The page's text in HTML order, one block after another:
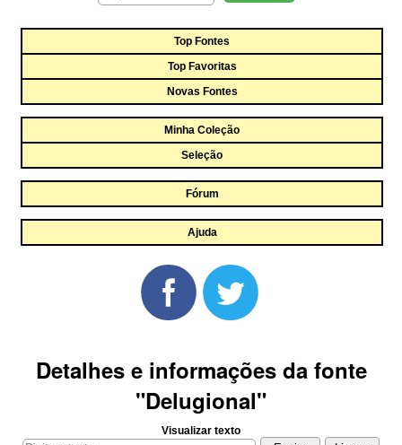
Top Fontes
Top Favoritas
Novas Fontes
Minha Coleção
Seleção
Fórum
Ajuda
Detalhes e informações da fonte
"Delugional"
Visualizar texto